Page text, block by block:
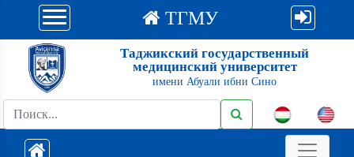
ТГМУ
Таджикский государственный
медицинский университет
имени Абуали ибни Сино